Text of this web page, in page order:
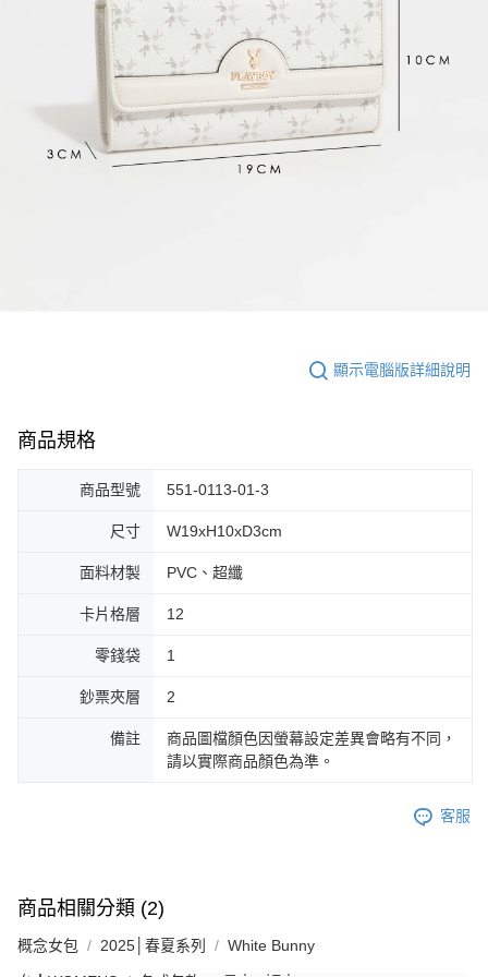
顯示電腦版詳細說明
商品規格
商品型號 551-0113-01-3
尺寸 W19xH10xD3cm
面料材製 PVC、超纖
卡片格層 12
零錢袋 1
鈔票夾層 2
備註
商品圖檔顏色因螢幕設定差異會略有不同，
請以實際商品顏色為準。
客服
商品相關分類 (2)
概念女包 2025│春夏系列 White Bunny